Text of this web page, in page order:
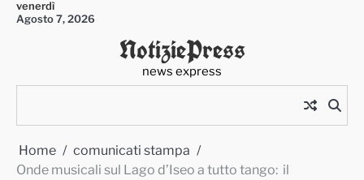
Skipvenerdì
Agosto 7, 2026
NotiziePress
news express
Home
comunicati stampa
Onde musicali sul Lago d’Iseo a tutto tango: il